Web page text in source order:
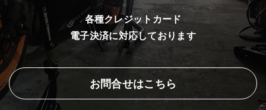
各種クレジットカード
電子決済に対応しております
お問合せはこちら